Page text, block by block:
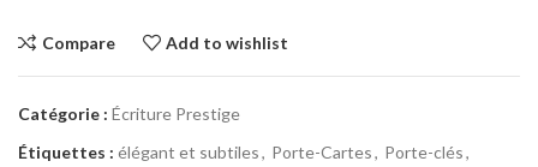
Compare Add to wishlist
Catégorie : Écriture Prestige
Étiquettes : élégant et subtiles, Porte-Cartes, Porte-clés,